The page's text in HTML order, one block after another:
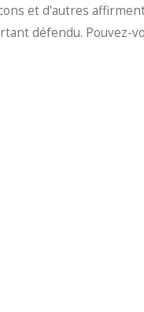
et d'autres
défendu. Pouvez-